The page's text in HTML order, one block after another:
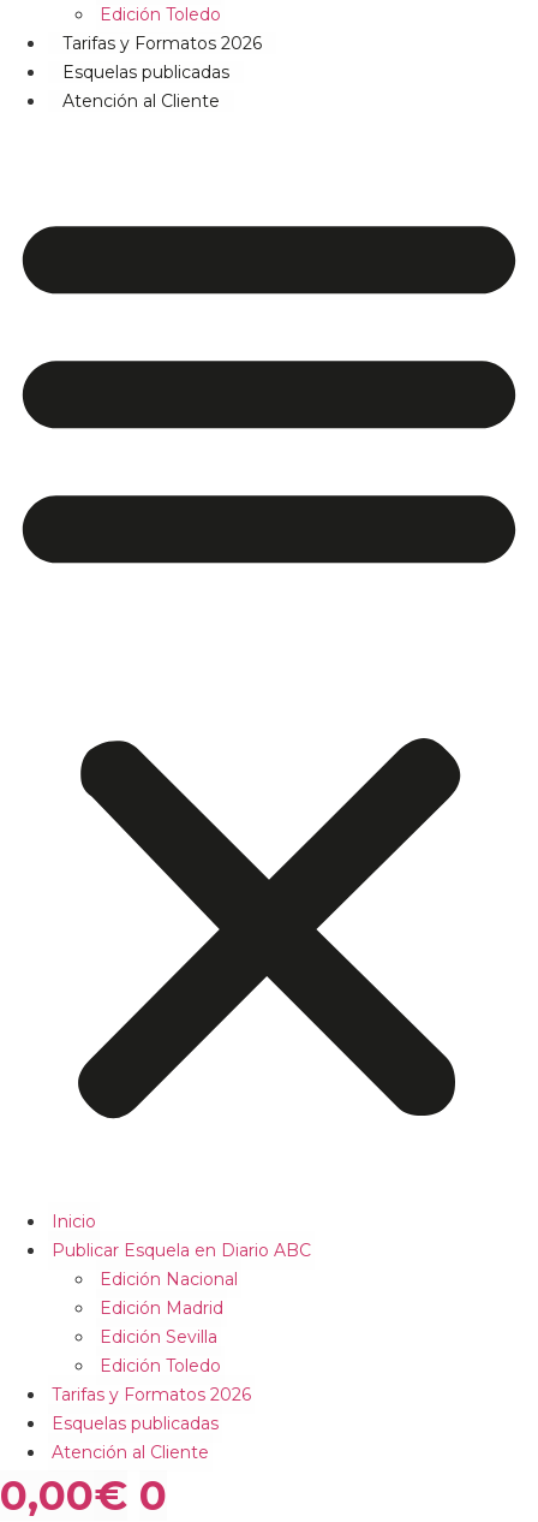
Edición Toledo
Tarifas y Formatos 2026
Esquelas publicadas
Atención al Cliente
Inicio
Publicar Esquela en Diario ABC
Edición Nacional
Edición Madrid
Edición Sevilla
Edición Toledo
Tarifas y Formatos 2026
Esquelas publicadas
Atención al Cliente
0,00€ 0